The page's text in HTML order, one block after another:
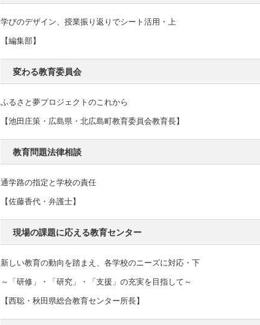
学びのデザイン、授業振り返りでシート活用・上
【編集部】
変わる教育委員会
ふるさと夢プロジェクトのこれから
【池田庄策・広島県・北広島町教育委員会教育長】
教育問題法律相談
通学路の指定と学校の責任
【佐藤香代・弁護士】
現場の課題に応える教育センター
新しい教育の動向を踏まえ、各学校のニーズに対応・下
～「研修」・「研究」・「支援」の充実を目指して～
【西聡・秋田県総合教育センター所長】